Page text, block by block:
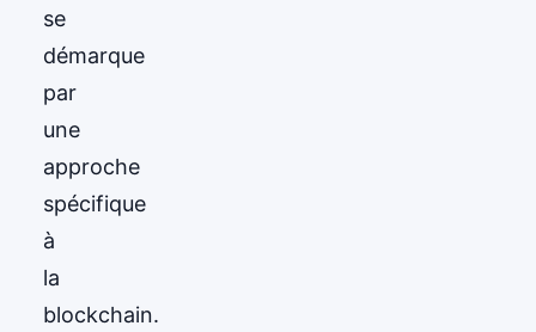
se
démarque
par
une
approche
spécifique
à
la
blockchain.